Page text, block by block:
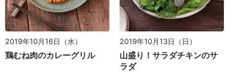
2019年10月16日（水）
鶏むね肉のカレーグリル
2019年10月13日（日）
山盛り！サラダチキンのサ
ラダ